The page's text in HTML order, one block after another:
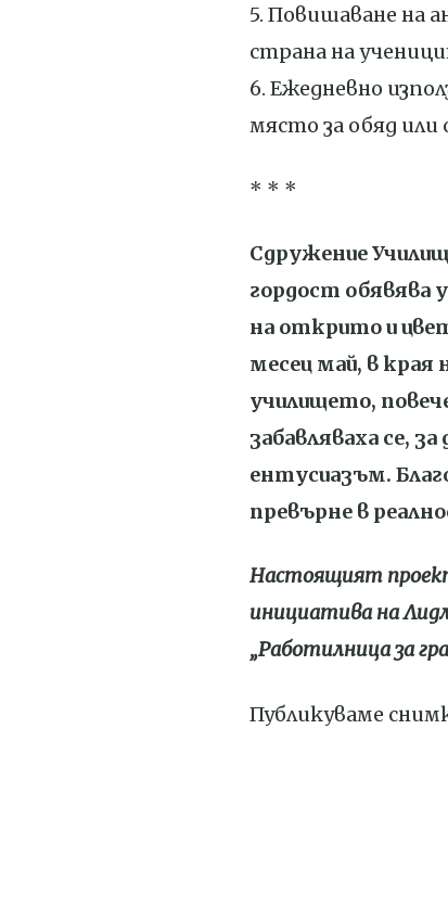
5. Повишаване на
страна на
6. Ежедневно
място за обяд или
* * *
Сдружение
гордост обявява
на открито и
месец май, в
училището,
забавляваха се,
ентусиазъм.
превърне в
Настоящият
инициатива на
„Работилница за
Публикуваме